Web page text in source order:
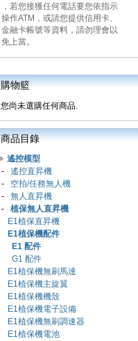
，若您接獲任何電話要您依指示
操作ATM，或請您提供信用卡、
金融卡帳號等資料，請勿理會以
免上當。
購物籃
您尚未選購任何商品.
商品目錄
遙控模型
- 遙控直昇機
- 空拍/任務無人機
- 無人直昇機
- 植保無人直昇機
E1植保直昇機
E1植保機配件
E1 配件
G1 配件
E1植保機無刷馬達
E1植保機主旋翼
E1植保機機殼
E1植保機電子設備
E1植保機無刷調速器
E1植保機電池